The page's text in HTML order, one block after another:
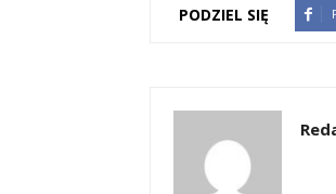
PODZIEL SIĘ